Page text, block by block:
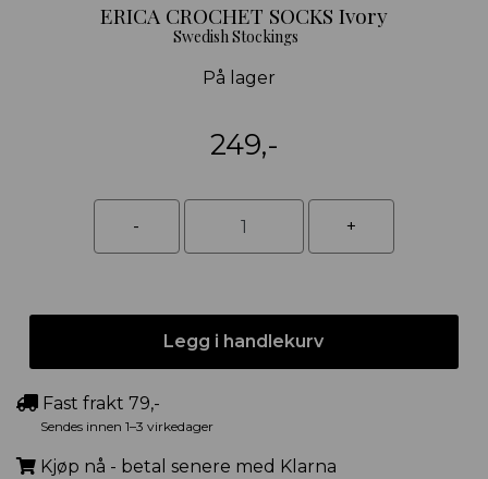
ERICA CROCHET SOCKS Ivory
Swedish Stockings
På lager
249,-
Legg i handlekurv
Fast frakt 79,-
Sendes innen 1–3 virkedager
Kjøp nå - betal senere med Klarna